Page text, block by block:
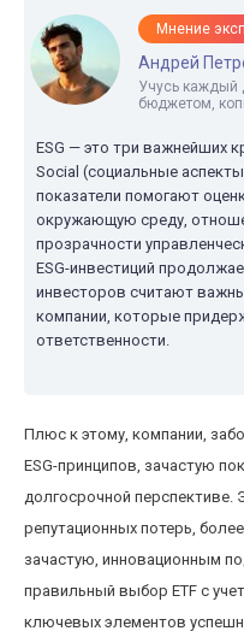
Мнение
Андрей
Учусь каждый
бюджетом,
ESG — это три важнейших
Social (социальные
показатели помогают
окружающую среду,
прозрачности
ESG-инвестиций
инвесторов считают
компании, которые
ответственности.
Плюс к этому, компании,
ESG-принципов, зачастую
долгосрочной перспективе.
репутационных потерь,
зачастую, инновационным
правильный выбор ETF с
ключевых элементов